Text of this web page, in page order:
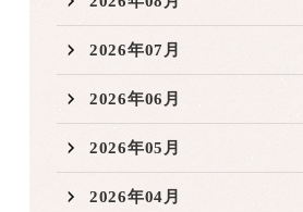
2026年07月
2026年06月
2026年05月
2026年04月